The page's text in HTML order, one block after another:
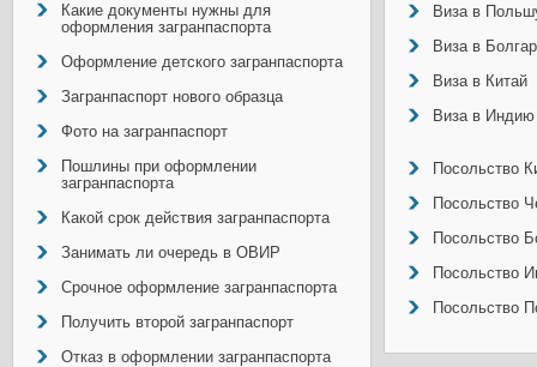
Какие документы нужны для
оформления загранпаспорта
Оформление детского загранпаспорта
Загранпаспорт нового образца
Фото на загранпаспорт
Пошлины при оформлении
загранпаспорта
Какой срок действия загранпаспорта
Занимать ли очередь в ОВИР
Срочное оформление загранпаспорта
Получить второй загранпаспорт
Отказ в оформлении загранпаспорта
Виза в
Виза в
Виза в Китай
Виза в Индию
Посольство
Посольство
Посольство
Посольство
Посольство